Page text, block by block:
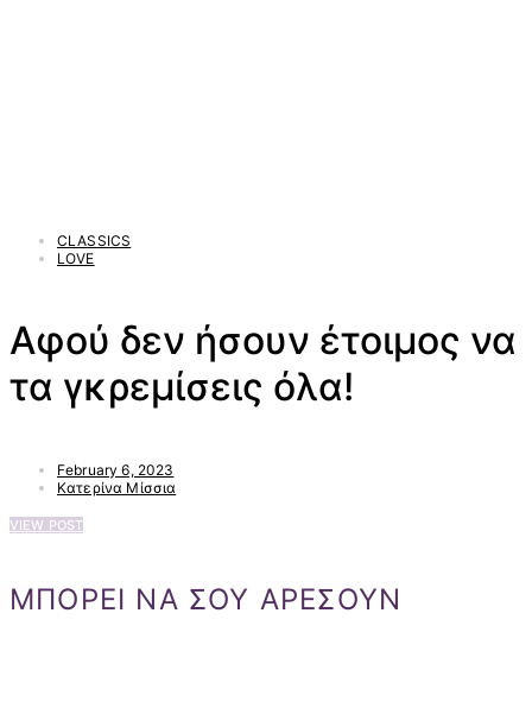
CLASSICS
LOVE
Αφού δεν ήσουν έτοιμος να
τα γκρεμίσεις όλα!
February 6, 2023
Κατερίνα Μίσσια
VIEW POST
ΜΠΟΡΕΙ ΝΑ ΣΟΥ ΑΡΕΣΟΥΝ